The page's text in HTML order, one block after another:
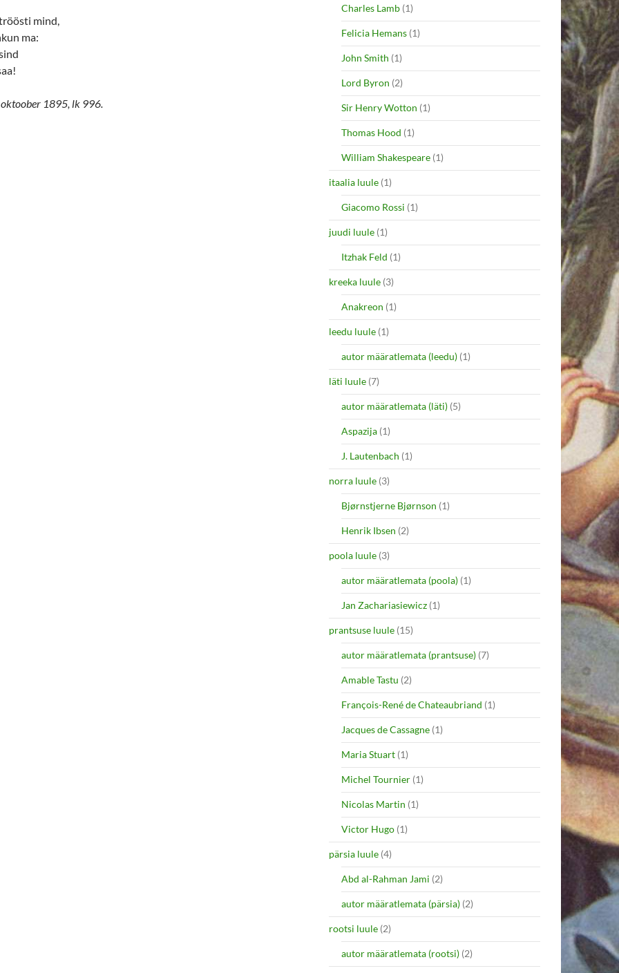
mind,
ma:
1895, lk 996.
Charles Lamb (1)
Felicia Hemans (1)
John Smith (1)
Lord Byron (2)
Sir Henry Wotton (1)
Thomas Hood (1)
William Shakespeare (1)
itaalia luule (1)
Giacomo Rossi (1)
juudi luule (1)
Itzhak Feld (1)
kreeka luule (3)
Anakreon (1)
leedu luule (1)
autor määratlemata (leedu) (1)
läti luule (7)
autor määratlemata (läti) (5)
Aspazija (1)
J. Lautenbach (1)
norra luule (3)
Bjørnstjerne Bjørnson (1)
Henrik Ibsen (2)
poola luule (3)
autor määratlemata (poola) (1)
Jan Zachariasiewicz (1)
prantsuse luule (15)
autor määratlemata (prantsuse) (7)
Amable Tastu (2)
François-René de Chateaubriand (1)
Jacques de Cassagne (1)
Maria Stuart (1)
Michel Tournier (1)
Nicolas Martin (1)
Victor Hugo (1)
pärsia luule (4)
Abd al-Rahman Jami (2)
autor määratlemata (pärsia) (2)
rootsi luule (2)
autor määratlemata (rootsi) (2)